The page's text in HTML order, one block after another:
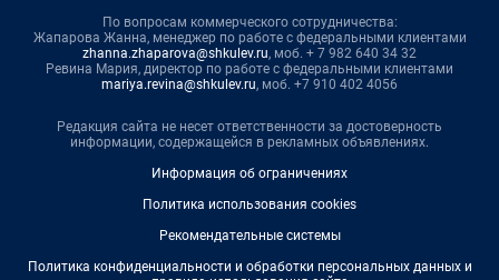
По вопросам коммерческого сотрудничества:
Жапарова Жанна, менеджер по работе с федеральными клиентами
zhanna.zhaparova@shkulev.ru, моб. + 7 982 640 34 32
Ревина Мария, директор по работе с федеральными клиентами
mariya.revina@shkulev.ru, моб. +7 910 402 4056
Редакция сайта не несет ответственности за достоверность
информации, содержащейся в рекламных объявлениях.
Информация об ограничениях
Политика использования cookies
Рекомендательные системы
Политика конфиденциальности и обработки персональных данных и